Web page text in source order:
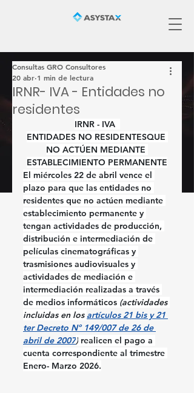
IRNR- IVA - Entidades no
residentes
Consultas GRO Consultores
20 abr 1 min de lectura
IRNR - IVA
ENTIDADES NO RESIDENTESQUE
NO ACTÚEN MEDIANTE
ESTABLECIMIENTO PERMANENTE
El miércoles 22 de abril vence el
plazo para que las entidades no
residentes que no actúen mediante
establecimiento permanente y
tengan actividades de producción,
distribución e intermediación de
películas cinematográficas y
trasmisiones audiovisuales y
actividades de mediación e
intermediación realizadas a través
de medios informáticos (actividades
incluidas en los artículos 21 bis y 21
ter Decreto Nº 149/007 de 26 de
abril de 2007) realicen el pago a
cuenta correspondiente al trimestre
Enero- Marzo 2026.